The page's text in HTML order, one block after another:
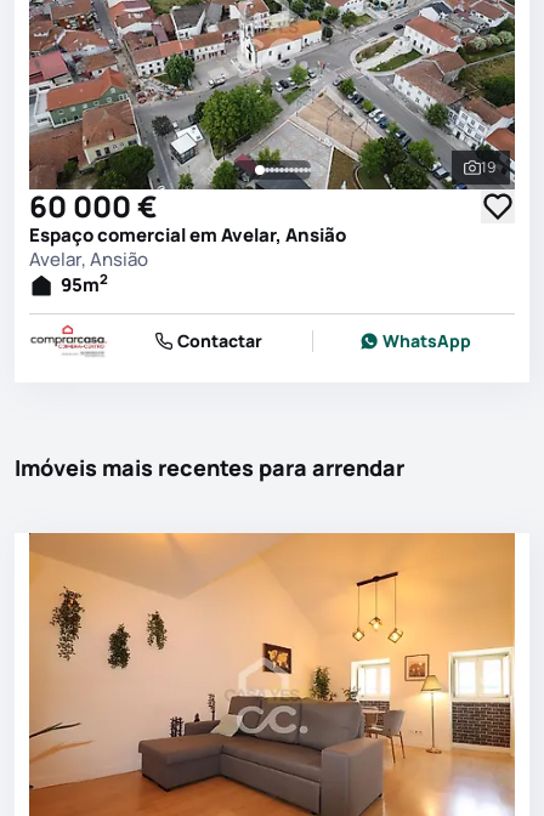
Ver
19
60 000 €
Espaço comercial em Avelar, Ansião
Avelar, Ansião
95m2
Contactar WhatsApp
Imóveis mais recentes para arrendar